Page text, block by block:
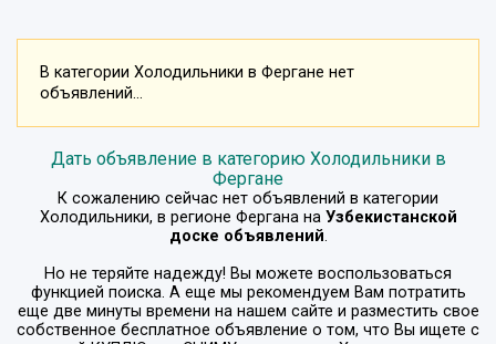
В категории Холодильники в Фергане нет
объявлений...
Дать объявление в категорию Холодильники в
Фергане
К сожалению сейчас нет объявлений в категории
Холодильники, в регионе Ферганана Узбекистанской
доске объявлений.
Но не теряйте надежду! Вы можете воспользоваться
функцией поиска. А еще мы рекомендуем Вам потратить
еще две минуты времени на нашем сайте и разместить свое
собственное бесплатное объявление о том, что Вы ищете с